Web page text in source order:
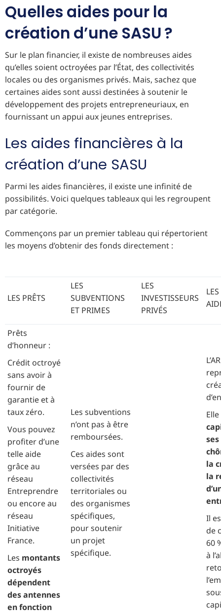
Quelles aides pour la
création d’une SASU ?
Sur le plan financier, il existe de nombreuses aides
qu’elles soient octroyées par l’État, des collectivités
locales ou des organismes privés. Mais, sachez que
certaines aides sont aussi destinées à soutenir le
développement des projets entrepreneuriaux, en
fournissant un appui aux jeunes entreprises.
Les aides financières à la
création d’une SASU
Parmi les aides financières, il existe une infinité de
possibilités. Voici quelques tableaux qui les regroupent
par catégorie.
Commençons par un premier tableau qui répertorient
les moyens d’obtenir des fonds directement :
LES PRÊTS
LES
SUBVENTIONS
ET PRIMES
LES
INVESTISSEURS
PRIVÉS
Prêts
d’honneur :
Crédit octroyé
sans avoir à
fournir de
garantie et à
taux zéro.
Vous pouvez
profiter d’une
telle aide
grâce au
réseau
Entreprendre
ou encore au
réseau
Initiative
France.
Les montants
octroyés
dépendent
des antennes
en fonction
Les subventions
n’ont pas à être
remboursées.
Ces aides sont
versées par des
collectivités
territoriales ou
des organismes
spécifiques,
pour soutenir
un projet
spécifique.
la
la
Il
de
60
à